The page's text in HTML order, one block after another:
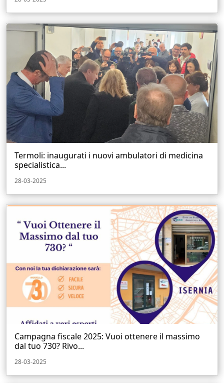
Termoli: inaugurati i nuovi ambulatori di medicina
specialistica...
28-03-2025
Campagna fiscale 2025: Vuoi ottenere il massimo
dal tuo 730? Rivo...
28-03-2025